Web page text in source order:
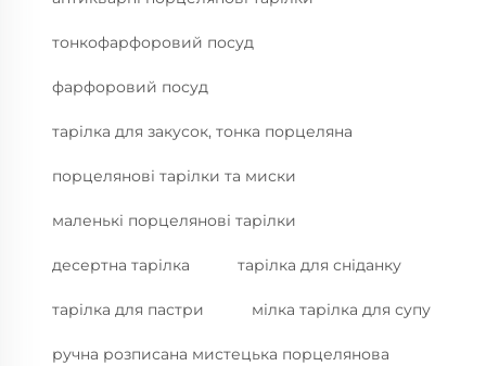
тонкофарфоровий посуд
фарфоровий посуд
тарілка для закусок, тонка порцеляна
порцелянові тарілки та миски
маленькі порцелянові тарілки
десертна тарілка тарілка для сніданку
тарілка для пастри мілка тарілка для супу
ручна розписана мистецька порцелянова